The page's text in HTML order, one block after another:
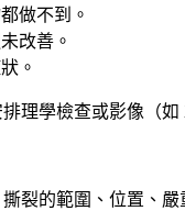
做不到。
改善。
。
理學檢查或影像（
裂的範圍、位置、